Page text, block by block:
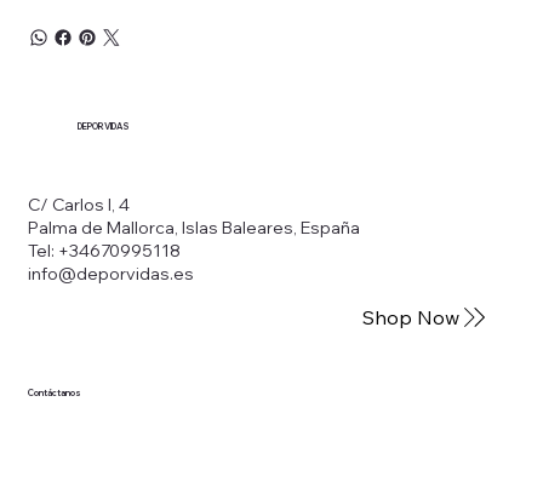
DEPORVIDAS
C/ Carlos I, 4
Palma de Mallorca, Islas Baleares, España
Tel: +34670995118
info@deporvidas.es
Shop Now
Contáctanos